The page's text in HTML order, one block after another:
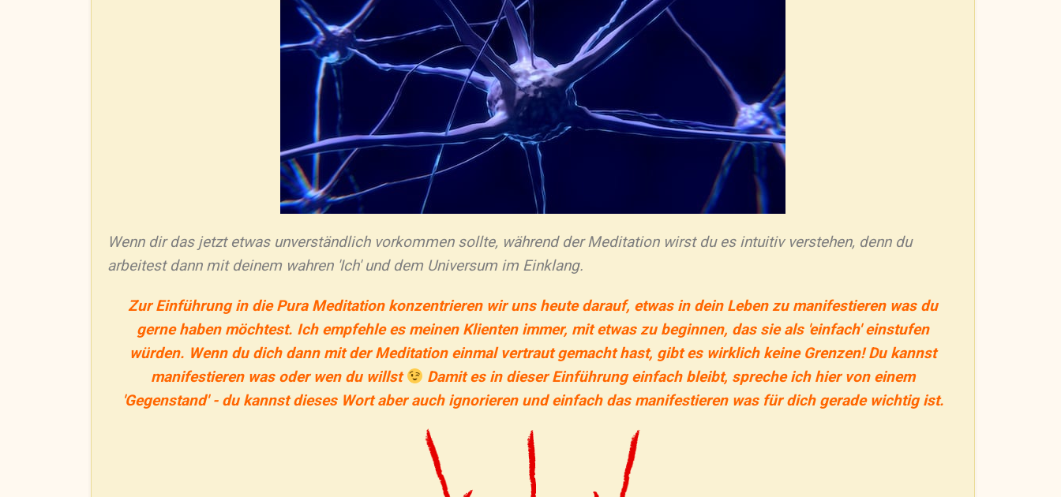
Wenn dir das jetzt etwas unverständlich vorkommen sollte, während der Meditation wirst du es intuitiv verstehen, denn du
arbeitest dann mit deinem wahren 'Ich' und dem Universum im Einklang.
Zur Einführung in die Pura Meditation konzentrieren wir uns heute darauf, etwas in dein Leben zu manifestieren was du
gerne haben möchtest. Ich empfehle es meinen Klienten immer, mit etwas zu beginnen, das sie als 'einfach' einstufen
würden. Wenn du dich dann mit der Meditation einmal vertraut gemacht hast, gibt es wirklich keine Grenzen! Du kannst
manifestieren was oder wen du willst
Damit es in dieser Einführung einfach bleibt, spreche ich hier von einem
'Gegenstand' - du kannst dieses Wort aber auch ignorieren und einfach das manifestieren was für dich gerade wichtig ist.